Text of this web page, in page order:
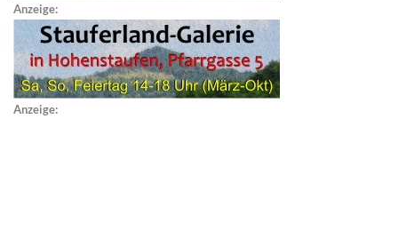
Anzeige:
Anzeige: